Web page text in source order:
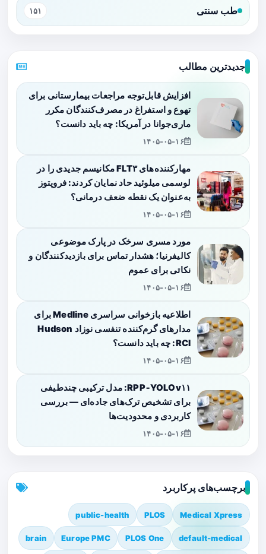
طب سنتی ۱۵۱
جدیدترین مطالب
افزایش قابل‌توجه مراجعات بیمارستانی برای
تهوع و استفراغ در مصرف‌کنندگان مکرر
ماری‌جوانا در آمریکا: چه باید دانست؟
۱۴۰۵-۰۵-۱۶
مهارکننده‌های FLT۳ مکانیسم جدیدی را در
لوسمی میلوئید حاد نمایان کردند: فروپتوز
به‌عنوان یک نقطه ضعف درمانی؟
۱۴۰۵-۰۵-۱۶
مورد مسری سرخک در پارک موضوعی
کالیفرنیا؛ هشدار تماس برای بازدیدکنندگان و
نکاتی برای عموم
۱۴۰۵-۰۵-۱۶
اطلاعیه بازخوانی سراسری Medline برای
مدارهای گرم‌کننده تنفسی نوزاد Hudson
RCI: چه باید دانست؟
۱۴۰۵-۰۵-۱۶
RPP‑YOLOv۱۱: مدل ترکیبی چندطیفی
برای تشخیص ترک‌های جاده‌ای — بررسی
کاربردی و محدودیت‌ها
۱۴۰۵-۰۵-۱۶
برچسب‌های پرکاربرد
Medical Xpress
PLOS
public-health
default-medical
PLOS One
Europe PMC
brain